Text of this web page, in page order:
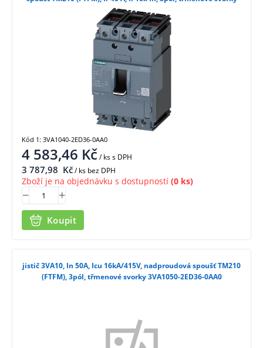
4 583,46 Kč/ kss DPH
3 787,98 Kč/ ks bez DPH
Zboží je na objednávku s dostupností (0 ks)
Koupit
Kód 1: 3VA1040-2ED36-0AA0
jistič 3VA10, In 50A, Icu 16kA/415V, nadproudová spoušť TM210
(FTFM), 3pól, třmenové svorky 3VA1050-2ED36-0AA0